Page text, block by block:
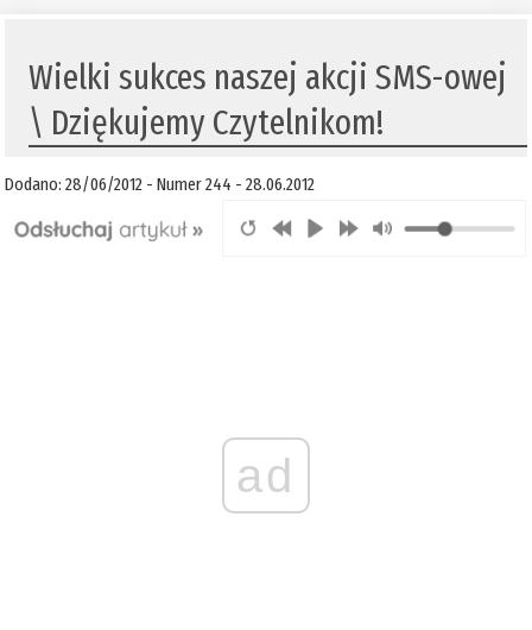
Wielki sukces naszej akcji SMS-owej
\ Dziękujemy Czytelnikom!
Dodano: 28/06/2012 - Numer 244 - 28.06.2012
ad